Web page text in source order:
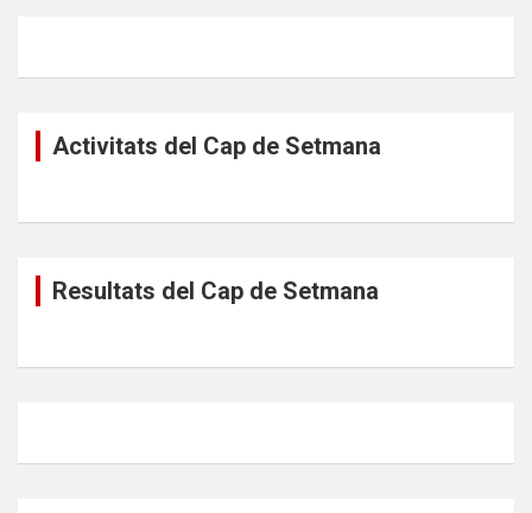
Activitats del Cap de Setmana
Resultats del Cap de Setmana